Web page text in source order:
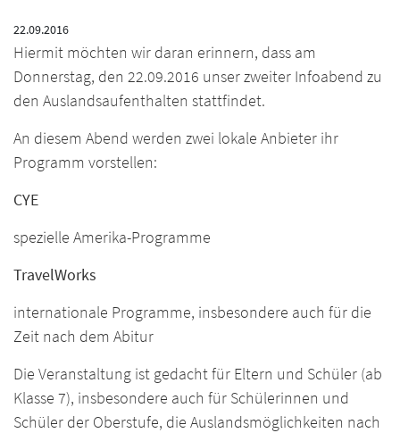
22.09.2016
Hiermit möchten wir daran erinnern, dass am
Donnerstag, den 22.09.2016 unser zweiter Infoabend zu
den Auslandsaufenthalten stattfindet.
An diesem Abend werden zwei lokale Anbieter ihr
Programm vorstellen:
CYE
spezielle Amerika-Programme
TravelWorks
internationale Programme, insbesondere auch für die
Zeit nach dem Abitur
Die Veranstaltung ist gedacht für Eltern und Schüler (ab
Klasse 7), insbesondere auch für Schülerinnen und
Schüler der Oberstufe, die Auslandsmöglichkeiten nach